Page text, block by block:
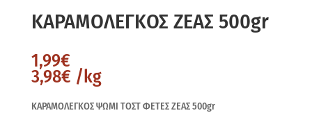
ΚΑΡΑΜΟΛΕΓΚΟΣ ΖΕΑΣ 500gr
1,99€
3,98€ /kg
ΚΑΡΑΜΟΛΕΓΚΟΣ ΨΩΜΙ ΤΟΣΤ ΦΕΤΕΣ ΖΕΑΣ 500gr